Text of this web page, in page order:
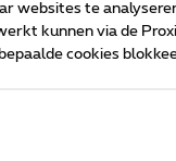
voorbehouden. ©2026
websites te
kunnen via de
cookies